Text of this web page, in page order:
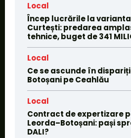
Local
Încep lucrările la
Curtești: predarea
tehnice, buget de 341
Local
Ce se ascunde în
Botoșani pe Ceahlău
Local
Contract de expertizare
Leorda–Botoșani: pași
DALI?